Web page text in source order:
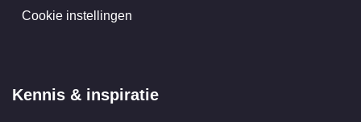
Cookie instellingen
Kennis & inspiratie